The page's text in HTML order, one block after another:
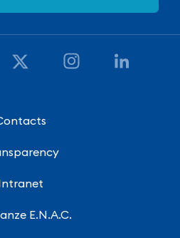
E.N.A.C.